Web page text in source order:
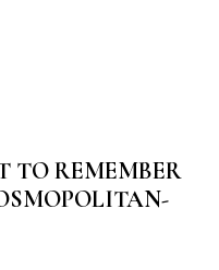
TO REMEMBER